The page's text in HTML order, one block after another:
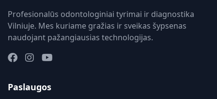
Profesionalūs odontologiniai tyrimai ir diagnostika
Vilniuje. Mes kuriame gražias ir sveikas šypsenas
naudojant pažangiausias technologijas.
Paslaugos